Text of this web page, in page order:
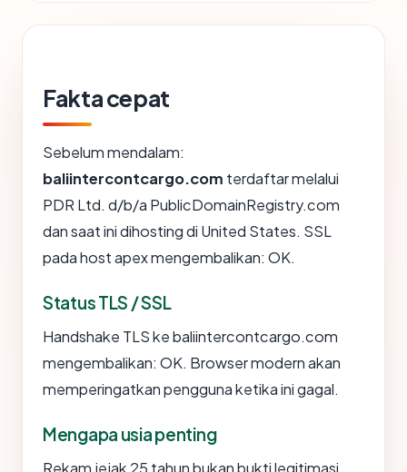
Fakta cepat
Sebelum mendalam:
baliintercontcargo.com terdaftar melalui
PDR Ltd. d/b/a PublicDomainRegistry.com
dan saat ini dihosting di United States. SSL
pada host apex mengembalikan: OK.
Status TLS / SSL
Handshake TLS ke baliintercontcargo.com
mengembalikan: OK. Browser modern akan
memperingatkan pengguna ketika ini gagal.
Mengapa usia penting